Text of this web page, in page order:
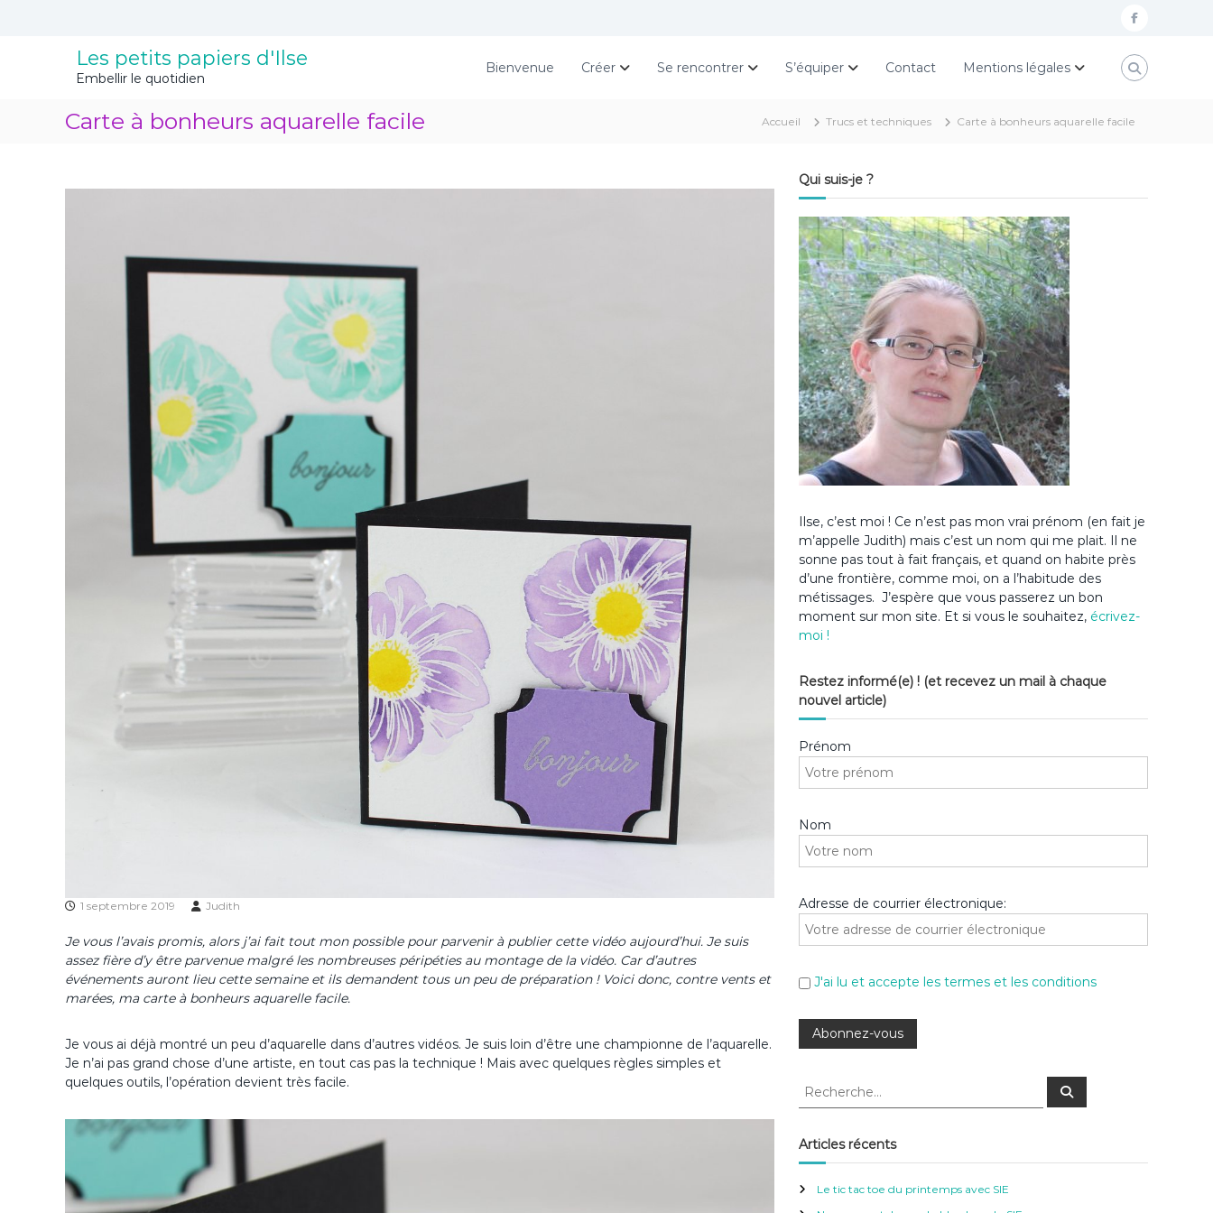
f
c
Les petits papiers d'Ilse
Embellir le quotidien
Bienvenue Créer Se rencontrer S’équiper Contact Mentions légales
Carte à bonheurs aquarelle facile Accueil Trucs et techniques Carte à bonheurs aquarelle facile
1 septembre 2019 Judith
Je vous l’avais promis, alors j’ai fait tout mon possible pour parvenir à publier cette vidéo aujourd’hui. Je suis
assez fière d’y être parvenue malgré les nombreuses péripéties au montage de la vidéo. Car d’autres
événements auront lieu cette semaine et ils demandent tous un peu de préparation ! Voici donc, contre vents et
marées, ma carte à bonheurs aquarelle facile.
Je vous ai déjà montré un peu d’aquarelle dans d’autres vidéos. Je suis loin d’être une championne de l’aquarelle.
Je n’ai pas grand chose d’une artiste, en tout cas pas la technique ! Mais avec quelques règles simples et
quelques outils, l’opération devient très facile.
Qui suis-je ?
Ilse, c’est moi ! Ce n’est pas mon vrai prénom (en fait je
m’appelle Judith) mais c’est un nom qui me plait. Il ne
sonne pas tout à fait français, et quand on habite près
d’une frontière, comme moi, on a l’habitude des
métissages. J’espère que vous passerez un bon
moment sur mon site. Et si vous le souhaitez, écrivez-
moi !
Restez informé(e) ! (et recevez un mail à chaque
nouvel article)
Prénom
Nom
Adresse de courrier électronique:
J'ai lu et accepte les termes et les conditions
R
h
e
c
R
c
Articles récents
Le tic tac toe du printemps avec SIE